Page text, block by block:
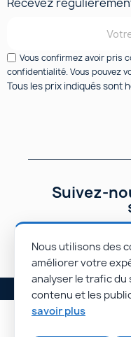
Vous confirmez avoir pris
confidentialité. Vous pouvez
Tous les prix indiqués sont
Suivez-
Mentions légales
© Rapidoprinting.fr 2026 |
de sites e-commerce •
Nous utilisons des
améliorer votre
analyser le trafic
contenu et les
savoir plus